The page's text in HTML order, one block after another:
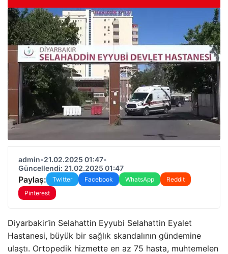
admin•21.02.2025 01:47•
Güncellendi: 21.02.2025 01:47
Paylaş: Twitter Facebook WhatsApp
Reddit
Pinterest
Diyarbakir’in Selahattin Eyyubi Selahattin Eyalet
Hastanesi, büyük bir sağlık skandalının gündemine
ulaştı. Ortopedik hizmette en az 75 hasta, muhtemelen